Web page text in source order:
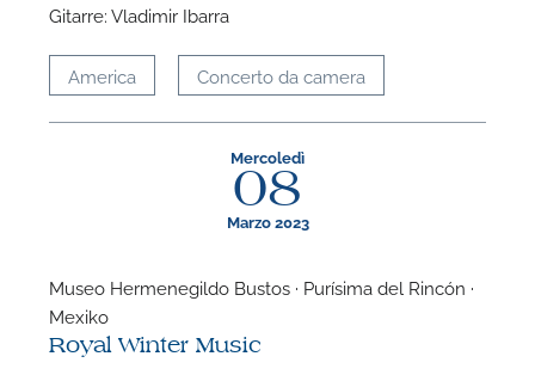
Gitarre: Vladimir Ibarra
America Concerto da camera
Mercoledì
08
Marzo 2023
Museo Hermenegildo Bustos · Purísima del Rincón ·
Mexiko
Royal Winter Music